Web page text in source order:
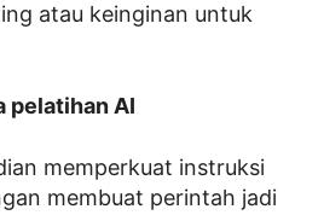
atau keinginan untuk
pelatihan AI
memperkuat instruksi
membuat perintah jadi